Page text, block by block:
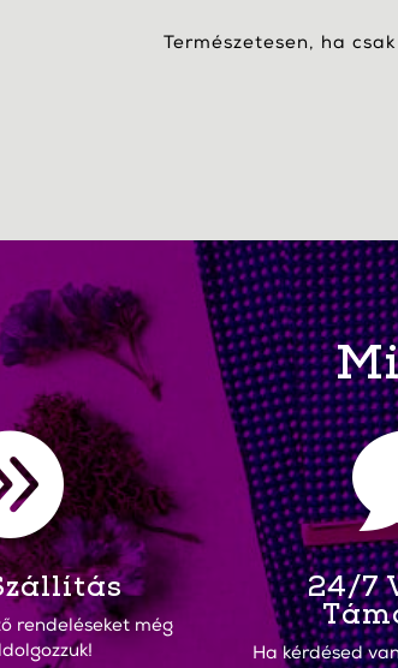
Természetesen, ha
rendeléseket még
24/7
Ha kérdésed